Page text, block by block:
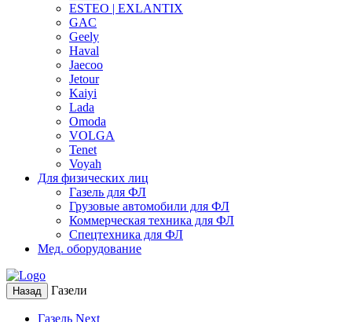
ESTEO | EXLANTIX
GAC
Geely
Haval
Jaecoo
Jetour
Kaiyi
Lada
Omoda
VOLGA
Tenet
Voyah
Для физических лиц
Газель для ФЛ
Грузовые автомобили для ФЛ
Коммерческая техника для ФЛ
Спецтехника для ФЛ
Мед. оборудование
Назад Газели
Газель Next